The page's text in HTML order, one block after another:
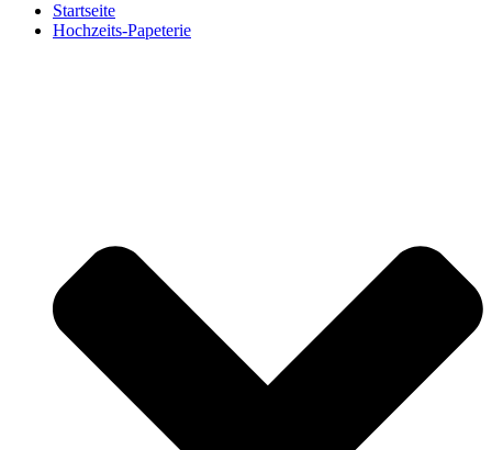
Startseite
Hochzeits-Papeterie